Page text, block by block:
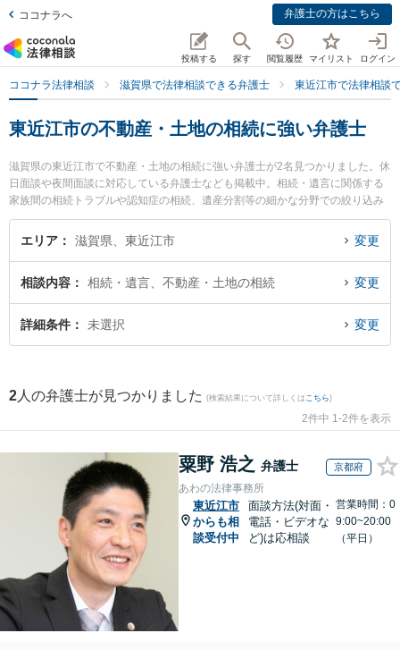
ココナラへ 弁護士の方はこちら
投稿する 探す 閲覧履歴 マイリスト ログイン
ココナラ法律相談 滋賀県で法律相談できる弁護士 東近江市で法律相談
東近江市の不動産・土地の相続に強い弁護士
滋賀県の東近江市で不動産・土地の相続に強い弁護士が2名見つかりました。休
日面談や夜間面談に対応している弁護士なども掲載中。相続・遺言に関係する
家族間の相続トラブルや認知症の相続、遺産分割等の細かな分野での絞り込み
検索もでき便利です。特にことう法律事務所の藤田 祐介弁護士や八日市法律事
務所の湯浅 浩明弁護士のプロフィール情報や弁護士費用、強みなどが注目され
ています。『東近江市で土日や夜間に発生した不動産・土地の相続のトラブル
豊富な近くの弁護士を検索したい』『初回相談無料で不動産・土地の相続を法
律相談できる東近江市内の弁護士に相談予約したい』などでお困りの相談者さ
んにおすすめです。
エリア 滋賀県、東近江市 変更
相談内容 相続・遺言、不動産・土地の相続 変更
詳細条件 未選択 変更
2 人の弁護士が見つかりました (検索結果について詳しくは こちら)
2件中 1-2件を表示
粟野 浩之 弁護士 京都府
あわの法律事務所
東近江市
からも相
談受付中
面談方法(対面・
電話・ビデオな
ど)は応相談
営業時間：0
9:00~20:00
（平日）